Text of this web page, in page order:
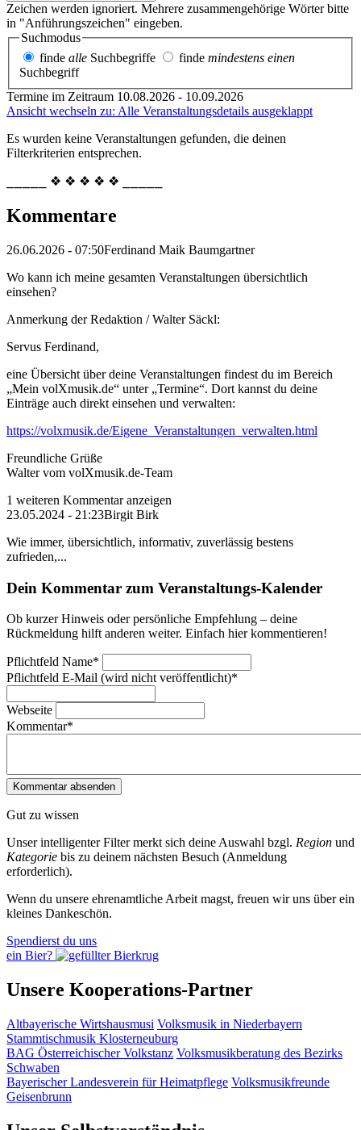
Zeichen werden ignoriert. Mehrere zusammengehörige Wörter bitte
in "Anführungszeichen" eingeben.
Suchmodus
finde alle Suchbegriffe finde mindestens einen
Suchbegriff
Termine im Zeitraum 10.08.2026 - 10.09.2026
Ansicht wechseln zu: Alle Veranstaltungsdetails ausgeklappt
Es wurden keine Veranstaltungen gefunden, die deinen
Filterkriterien entsprechen.
⎯⎯⎯⎯⎯ ❖ ❖ ❖ ❖ ❖ ⎯⎯⎯⎯⎯
Kommentare
26.06.2026 - 07:50Ferdinand Maik Baumgartner
Wo kann ich meine gesamten Veranstaltungen übersichtlich
einsehen?
Anmerkung der Redaktion /Walter Säckl:
Servus Ferdinand,
eine Übersicht über deine Veranstaltungen findest du im Bereich
„Mein volXmusik.de“ unter „Termine“. Dort kannst du deine
Einträge auch direkt einsehen und verwalten:
https://volxmusik.de/Eigene_Veranstaltungen_verwalten.html
Freundliche Grüße
Walter vom volXmusik.de-Team
1 weiteren Kommentar anzeigen
23.05.2024 - 21:23Birgit Birk
Wie immer, übersichtlich, informativ, zuverlässig bestens
zufrieden,...
Dein Kommentar zum Veranstaltungs-Kalender
Ob kurzer Hinweis oder persönliche Empfehlung – deine
Rückmeldung hilft anderen weiter. Einfach hier kommentieren!
Pflichtfeld Name*
Pflichtfeld E-Mail (wird nicht veröffentlicht)*
Webseite
Kommentar*
Gut zu wissen
Unser intelligenter Filter merkt sich deine Auswahl bzgl. Region und
Kategorie bis zu deinem nächsten Besuch (Anmeldung
erforderlich).
Wenn du unsere ehrenamtliche Arbeit magst, freuen wir uns über ein
kleines Dankeschön.
Spendierst du uns
ein Bier?
Unsere Kooperations-Partner
Altbayerische Wirtshausmusi Volksmusik in Niederbayern
Stammtischmusik Klosterneuburg
BAG Österreichischer Volkstanz Volksmusikberatung des Bezirks
Schwaben
Bayerischer Landesverein für Heimatpflege Volksmusikfreunde
Geisenbrunn